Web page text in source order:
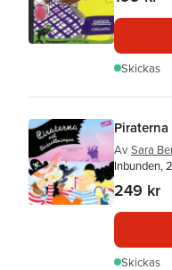
Skickas
Av Sara
Inbunden,
249 kr
Skickas